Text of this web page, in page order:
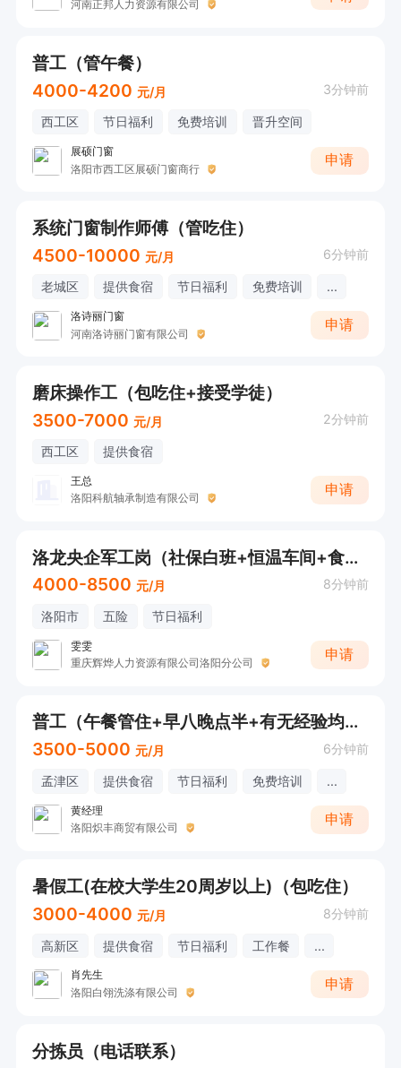
河南正邦人力资源有限公司
普工（管午餐）
4000-4200 元/月 3分钟前
西工区 节日福利 免费培训 晋升空间
展硕门窗
洛阳市西工区展硕门窗商行
申请
系统门窗制作师傅（管吃住）
4500-10000 元/月 6分钟前
老城区 提供食宿 节日福利 免费培训 ...
洛诗丽门窗
河南洛诗丽门窗有限公司
申请
磨床操作工（包吃住+接受学徒）
3500-7000 元/月 2分钟前
西工区 提供食宿
王总
洛阳科航轴承制造有限公司
申请
洛龙央企军工岗（社保白班+恒温车间+食宿舒适）
4000-8500 元/月 8分钟前
洛阳市 五险 节日福利
雯雯
重庆辉烨人力资源有限公司洛阳分公司
申请
普工（午餐管住+早八晚点半+有无经验均可）
3500-5000 元/月 6分钟前
孟津区 提供食宿 节日福利 免费培训 ...
黄经理
洛阳炽丰商贸有限公司
申请
暑假工(在校大学生20周岁以上)（包吃住）
3000-4000 元/月 8分钟前
高新区 提供食宿 节日福利 工作餐 ...
肖先生
洛阳白翎洗涤有限公司
申请
分拣员（电话联系）